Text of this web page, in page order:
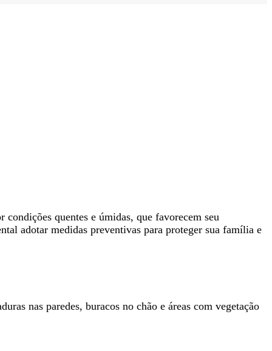
condições quentes e úmidas, que favorecem seu
adotar medidas preventivas para proteger sua família e
nas paredes, buracos no chão e áreas com vegetação